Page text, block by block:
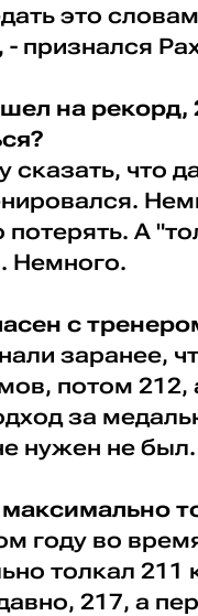
это
- признался
на
сказать, что
потерять. А
Немного.
с
заранее,
потом 212,
за
нужен не был.
году во
толкал
217, а